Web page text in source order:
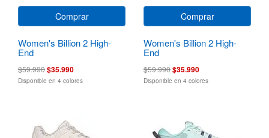
Comprar
Women's Billion 2 High-
End
$59.990$35.990
Disponible en 4 colores
Comprar
Women's Billion 2 High-
End
$59.990$35.990
Disponible en 4 colores